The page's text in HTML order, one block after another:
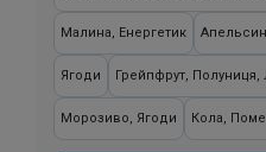
Малина, Енергетик
Ягоди Грейпфрут,
Морозиво, Ягоди Кола,